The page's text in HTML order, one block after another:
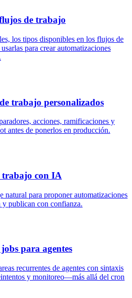
de trabajo
los tipos disponibles en los flujos de
para crear automatizaciones
trabajo personalizados
acciones, ramificaciones y
antes de ponerlos en producción.
trabajo con IA
natural para proponer automatizaciones
y publican con confianza.
para agentes
recurrentes de agentes con sintaxis
y monitoreo—más allá del cron